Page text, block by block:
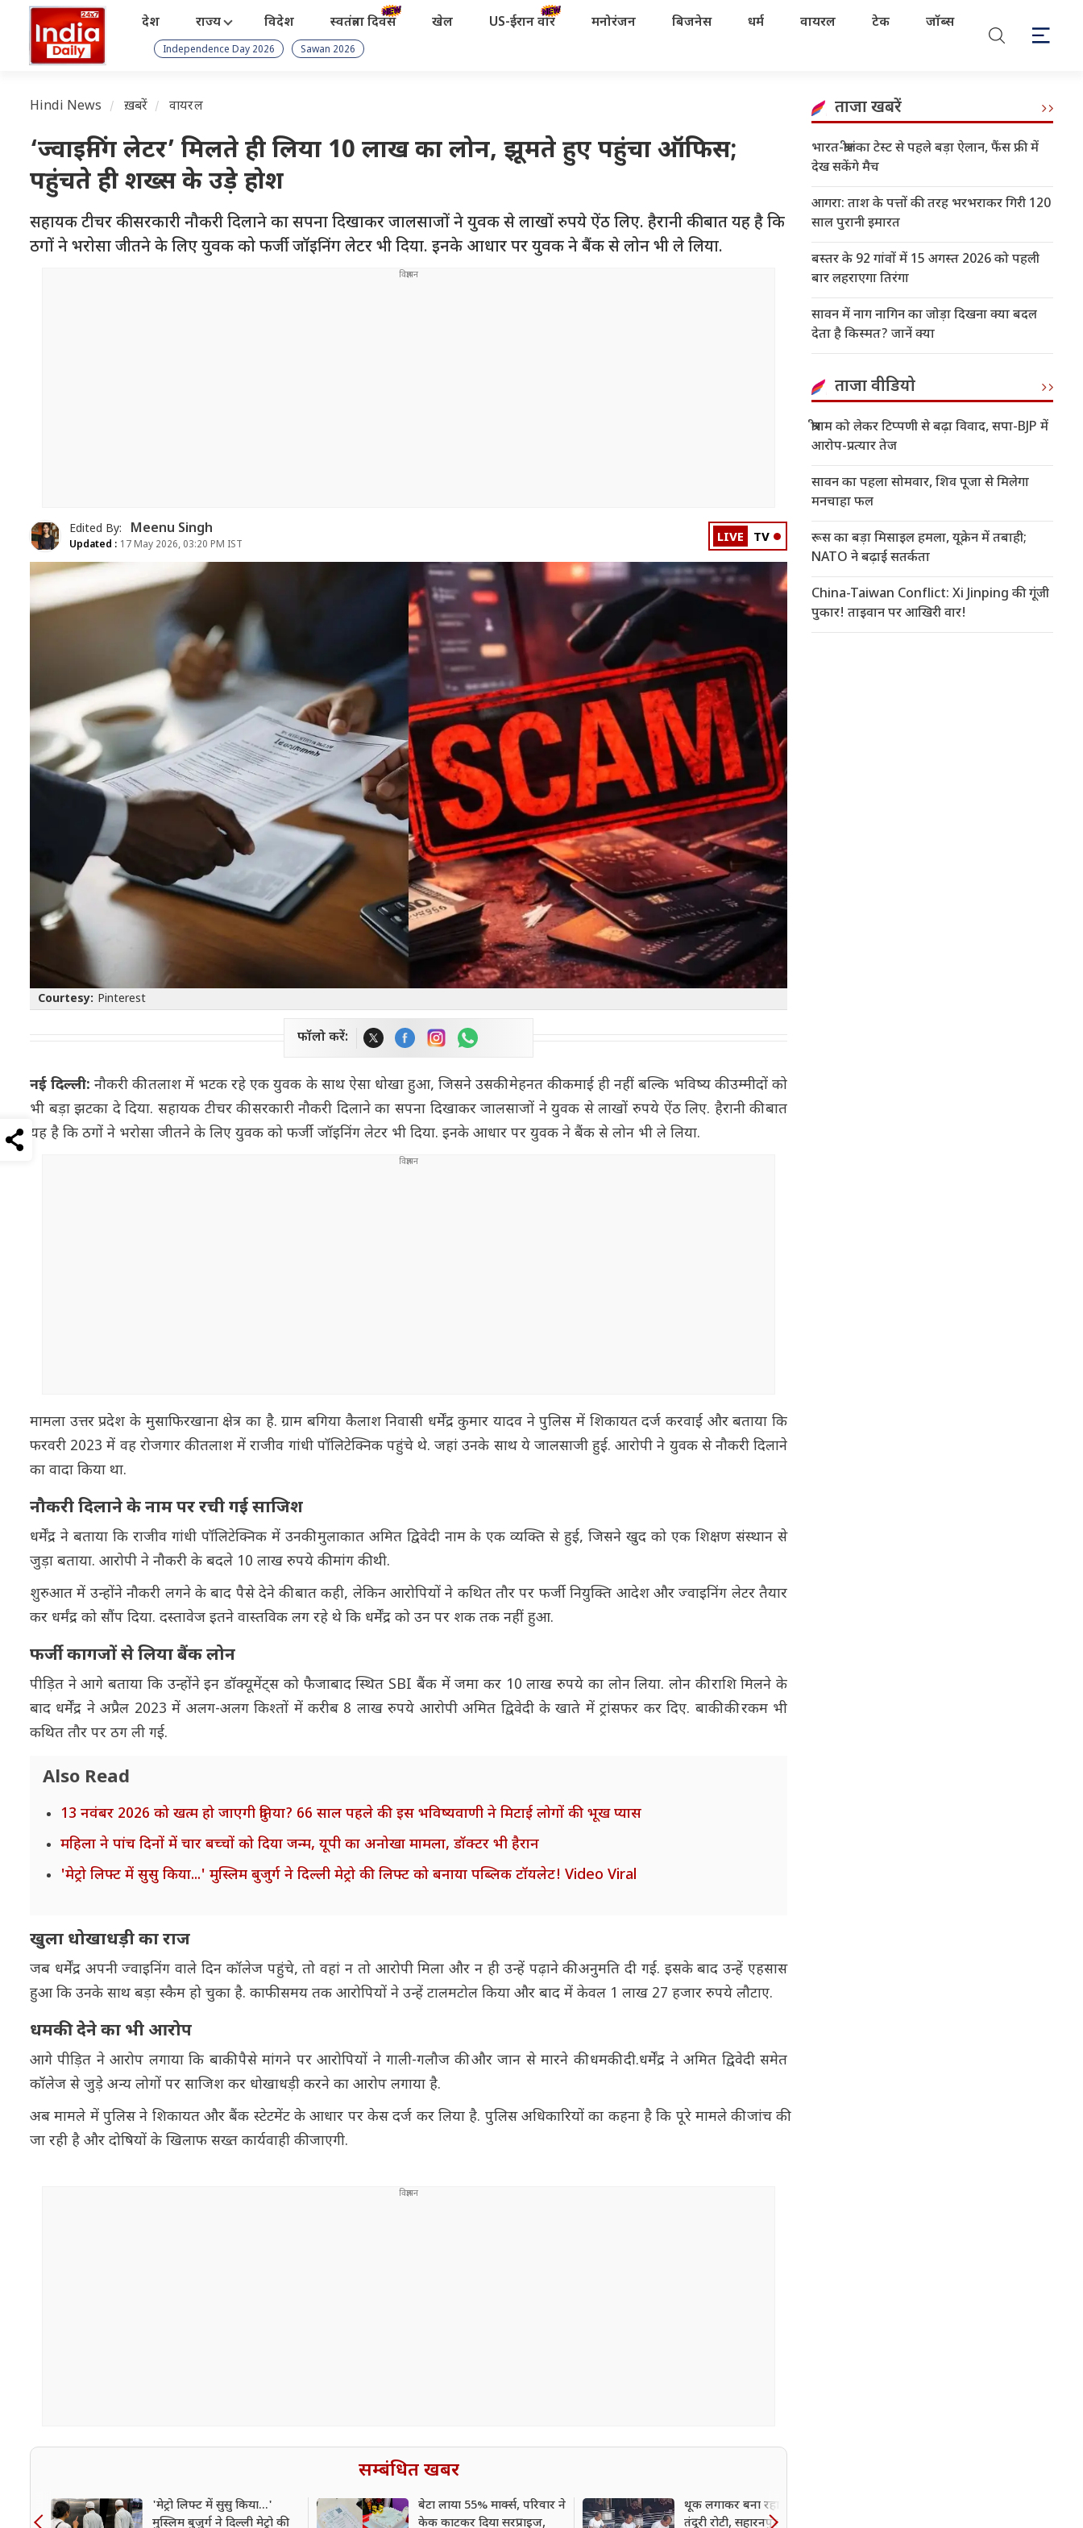
देश राज्य विदेश स्वतंत्रता दिवस खेल US-ईरान वॉर मनोरंजन बिजनेस धर्म वायरल टेक जॉब्स
Independence Day 2026 Sawan 2026
Hindi News ख़बरें वायरल
‘ज्वाइनिंग लेटर’ मिलते ही लिया 10 लाख का लोन, झूमते हुए पहुंचा ऑफिस;
पहुंचते ही शख्स के उड़े होश
सहायक टीचर की सरकारी नौकरी दिलाने का सपना दिखाकर जालसाजों ने युवक से लाखों रुपये ऐंठ लिए. हैरानी की बात यह है कि
ठगों ने भरोसा जीतने के लिए युवक को फर्जी जॉइनिंग लेटर भी दिया. इनके आधार पर युवक ने बैंक से लोन भी ले लिया.
Edited By: Meenu Singh
Updated : 17 May 2026, 03:20 PM IST LIVE TV
Courtesy: Pinterest
फॉलो करें:
नई दिल्ली: नौकरी की तलाश में भटक रहे एक युवक के साथ ऐसा धोखा हुआ, जिसने उसकी मेहनत की कमाई ही नहीं बल्कि भविष्य की उम्मीदों को
भी बड़ा झटका दे दिया. सहायक टीचर की सरकारी नौकरी दिलाने का सपना दिखाकर जालसाजों ने युवक से लाखों रुपये ऐंठ लिए. हैरानी की बात
यह है कि ठगों ने भरोसा जीतने के लिए युवक को फर्जी जॉइनिंग लेटर भी दिया. इनके आधार पर युवक ने बैंक से लोन भी ले लिया.
मामला उत्तर प्रदेश के मुसाफिरखाना क्षेत्र का है. ग्राम बगिया कैलाश निवासी धर्मेंद्र कुमार यादव ने पुलिस में शिकायत दर्ज करवाई और बताया कि
फरवरी 2023 में वह रोजगार की तलाश में राजीव गांधी पॉलिटेक्निक पहुंचे थे. जहां उनके साथ ये जालसाजी हुई. आरोपी ने युवक से नौकरी दिलाने
का वादा किया था.
नौकरी दिलाने के नाम पर रची गई साजिश
धर्मेंद्र ने बताया कि राजीव गांधी पॉलिटेक्निक में उनकी मुलाकात अमित द्विवेदी नाम के एक व्यक्ति से हुई, जिसने खुद को एक शिक्षण संस्थान से
जुड़ा बताया. आरोपी ने नौकरी के बदले 10 लाख रुपये की मांग की थी.
शुरुआत में उन्होंने नौकरी लगने के बाद पैसे देने की बात कही, लेकिन आरोपियों ने कथित तौर पर फर्जी नियुक्ति आदेश और ज्वाइनिंग लेटर तैयार
कर धर्मंद्र को सौंप दिया. दस्तावेज इतने वास्तविक लग रहे थे कि धर्मेंद्र को उन पर शक तक नहीं हुआ.
फर्जी कागजों से लिया बैंक लोन
पीड़ित ने आगे बताया कि उन्होंने इन डॉक्यूमेंट्स को फैजाबाद स्थित SBI बैंक में जमा कर 10 लाख रुपये का लोन लिया. लोन की राशि मिलने के
बाद धर्मेंद्र ने अप्रैल 2023 में अलग-अलग किश्तों में करीब 8 लाख रुपये आरोपी अमित द्विवेदी के खाते में ट्रांसफर कर दिए. बाकी की रकम भी
कथित तौर पर ठग ली गई.
Also Read
13 नवंबर 2026 को खत्म हो जाएगी दुनिया? 66 साल पहले की इस भविष्यवाणी ने मिटाई लोगों की भूख प्यास
महिला ने पांच दिनों में चार बच्चों को दिया जन्म, यूपी का अनोखा मामला, डॉक्टर भी हैरान
'मेट्रो लिफ्ट में सुसु किया...' मुस्लिम बुजुर्ग ने दिल्ली मेट्रो की लिफ्ट को बनाया पब्लिक टॉयलेट! Video Viral
खुला धोखाधड़ी का राज
जब धर्मेंद्र अपनी ज्वाइनिंग वाले दिन कॉलेज पहुंचे, तो वहां न तो आरोपी मिला और न ही उन्हें पढ़ाने की अनुमति दी गई. इसके बाद उन्हें एहसास
हुआ कि उनके साथ बड़ा स्कैम हो चुका है. काफी समय तक आरोपियों ने उन्हें टालमटोल किया और बाद में केवल 1 लाख 27 हजार रुपये लौटाए.
धमकी देने का भी आरोप
आगे पीड़ित ने आरोप लगाया कि बाकी पैसे मांगने पर आरोपियों ने गाली-गलौज की और जान से मारने की धमकी दी.धर्मेंद्र ने अमित द्विवेदी समेत
कॉलेज से जुड़े अन्य लोगों पर साजिश कर धोखाधड़ी करने का आरोप लगाया है.
अब मामले में पुलिस ने शिकायत और बैंक स्टेटमेंट के आधार पर केस दर्ज कर लिया है. पुलिस अधिकारियों का कहना है कि पूरे मामले की जांच की
जा रही है और दोषियों के खिलाफ सख्त कार्यवाही की जाएगी.
सम्बंधित खबर
'मेट्रो लिफ्ट में सुसु किया...'
मुस्लिम बुजुर्ग ने दिल्ली मेट्रो की
बेटा लाया 55% मार्क्स, परिवार ने
केक काटकर दिया सरप्राइज,
थूक लगाकर बना रहा था गर्मागर्म
तंदूरी रोटी, सहारनपुर होटल की
ताजा खबरें
भारत-श्रीलंका टेस्ट से पहले बड़ा ऐलान, फैंस फ्री में
देख सकेंगे मैच
आगरा: ताश के पत्तों की तरह भरभराकर गिरी 120
साल पुरानी इमारत
बस्तर के 92 गांवों में 15 अगस्त 2026 को पहली
बार लहराएगा तिरंगा
सावन में नाग नागिन का जोड़ा दिखना क्या बदल
देता है किस्मत? जानें क्या
ताजा वीडियो
श्रीराम को लेकर टिप्पणी से बढ़ा विवाद, सपा-BJP में
आरोप-प्रत्यार तेज
सावन का पहला सोमवार, शिव पूजा से मिलेगा
मनचाहा फल
रूस का बड़ा मिसाइल हमला, यूक्रेन में तबाही;
NATO ने बढ़ाई सतर्कता
China-Taiwan Conflict: Xi Jinping की गूंजी
पुकार! ताइवान पर आखिरी वार!